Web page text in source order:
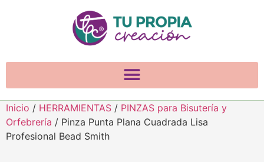
Inicio / HERRAMIENTAS / PINZAS para Bisutería y
Orfebrería / Pinza Punta Plana Cuadrada Lisa
Profesional Bead Smith